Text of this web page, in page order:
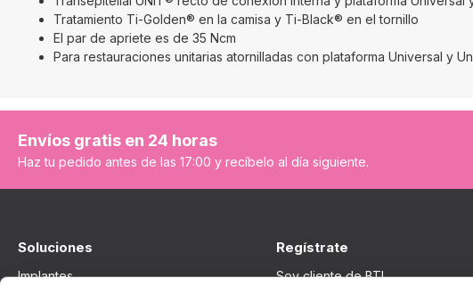
Tratamiento Ti-Golden® en la camisa y Ti-Black® en el tornillo
El par de apriete es de 35 Ncm
Para restauraciones unitarias atornilladas con plataforma Universal y
Envíos gratis en 24 horas
Haz tu pedido antes de las 17:00 y recíbelo al día siguiente.
Soluciones
Implantes
Regístrate
Soy cliente de BTI